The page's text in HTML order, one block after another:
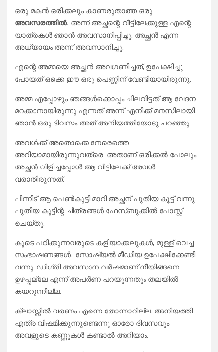
ഒരു മകൻ ഒരിക്കലും കാണരുതാത്ത ഒരു
അവസരത്തിൽ. അന്ന് അച്ഛന്റെ വീട്ടിലേക്കുള്ള എന്റെ
യാത്രകൾ ഞാൻ അവസാനിപ്പിച്ചു. അച്ഛൻ എന്ന
അധ്യായം അന്ന് അവസാനിച്ചു.
എന്റെ അമ്മയെ അച്ഛൻ അവഗണിച്ചത്, ഉപേക്ഷിച്ചു
പോയത് ഒക്കെ ഈ ഒരു പെണ്ണിന് വേണ്ടിയായിരുന്നു.
അമ്മ എപ്പോഴും ഞങ്ങൾക്കൊപ്പം ചിലവിട്ടത് ആ വേദന
മറക്കാനായിരുന്നു എന്നത് അന്ന് എനിക്ക് മനസിലായി.
ഞാൻ ഒരു ദിവസം അത് അനിയത്തിയോടു പറഞ്ഞു.
അവൾക്ക് അതൊക്കെ നേരെത്തെ
അറിയാമായിരുന്നുവത്രെ. അതാണ് ഒരിക്കൽ പോലും
അച്ഛൻ വിളിച്ചപ്പോൾ ആ വീട്ടിലേക്ക് അവൾ
വരാതിരുന്നത്.
പിന്നീട് ആ പെൺകുട്ടി മാറി അച്ഛന് പുതിയ കൂട്ട് വന്നു.
പുതിയ കൂട്ടിന്റ ചിത്രങ്ങൾ ഫേസ്ബുക്കിൽ പോസ്റ്റ്‌
ചെയ്തു.
കൂടെ പഠിക്കുന്നവരുടെ കളിയാക്കലുകൾ, മുള്ള് വെച്ച
സംഭാഷണങ്ങൾ.. സോഷ്യൽ മീഡിയ ഉപേക്ഷിക്കേണ്ടി
വന്നു. ഡിഗ്രി അവസാന വർഷമാണ്.നീയിങ്ങനെ
ഉഴപ്പല്ലേ എന്ന് അപർണ പറയുന്നതും തലയിൽ
കയറുന്നില്ല.
ക്ലാസ്സിൽ വരണം എന്നെ തോന്നാറില്ല. അനിയത്തി
എത്ര വിഷമിക്കുന്നുണ്ടെന്നു ഓരോ ദിവസവും
അവളുടെ കണ്ണുകൾ കണ്ടാൽ അറിയാം.